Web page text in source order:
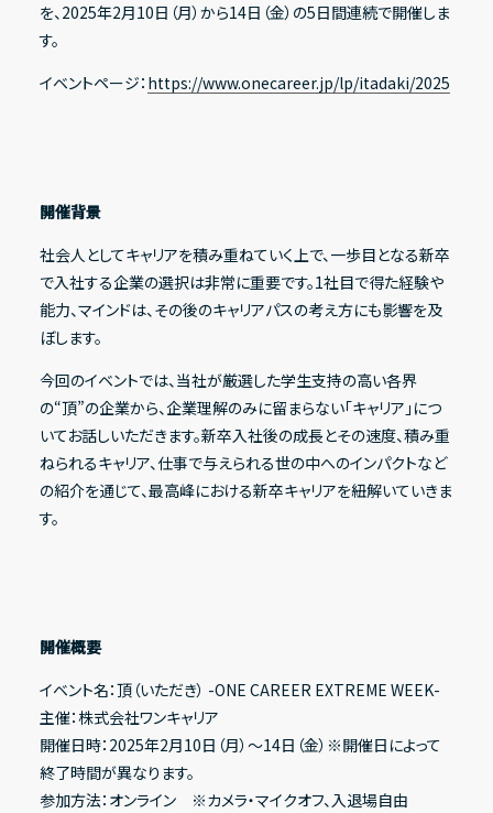
経営成績
決算短信
決算説明資料
有価証券報告書
適時開示資料
株価情報
その他
IRニュース
を、2025年2月10日（月）から14日（金）の5日間連続で開催しま
す。
イベントページ： https://www.onecareer.jp/lp/itadaki/2025
開催背景
社会人としてキャリアを積み重ねていく上で、一歩目となる新卒
で入社する企業の選択は非常に重要です。1社目で得た経験や
能力、マインドは、その後のキャリアパスの考え方にも影響を及
ぼします。
今回のイベントでは、当社が厳選した学生支持の高い各界
の“頂”の企業から、企業理解のみに留まらない「キャリア」につ
いてお話しいただきます。新卒入社後の成長とその速度、積み重
ねられるキャリア、仕事で与えられる世の中へのインパクトなど
の紹介を通じて、最高峰における新卒キャリアを紐解いていきま
す。
開催概要
イベント名：頂（いただき） -ONE CAREER EXTREME WEEK-
主催：株式会社ワンキャリア
開催日時：2025年2月10日（月）〜14日（金）※開催日によって
終了時間が異なります。
参加方法：オンライン ※カメラ・マイクオフ、入退場自由